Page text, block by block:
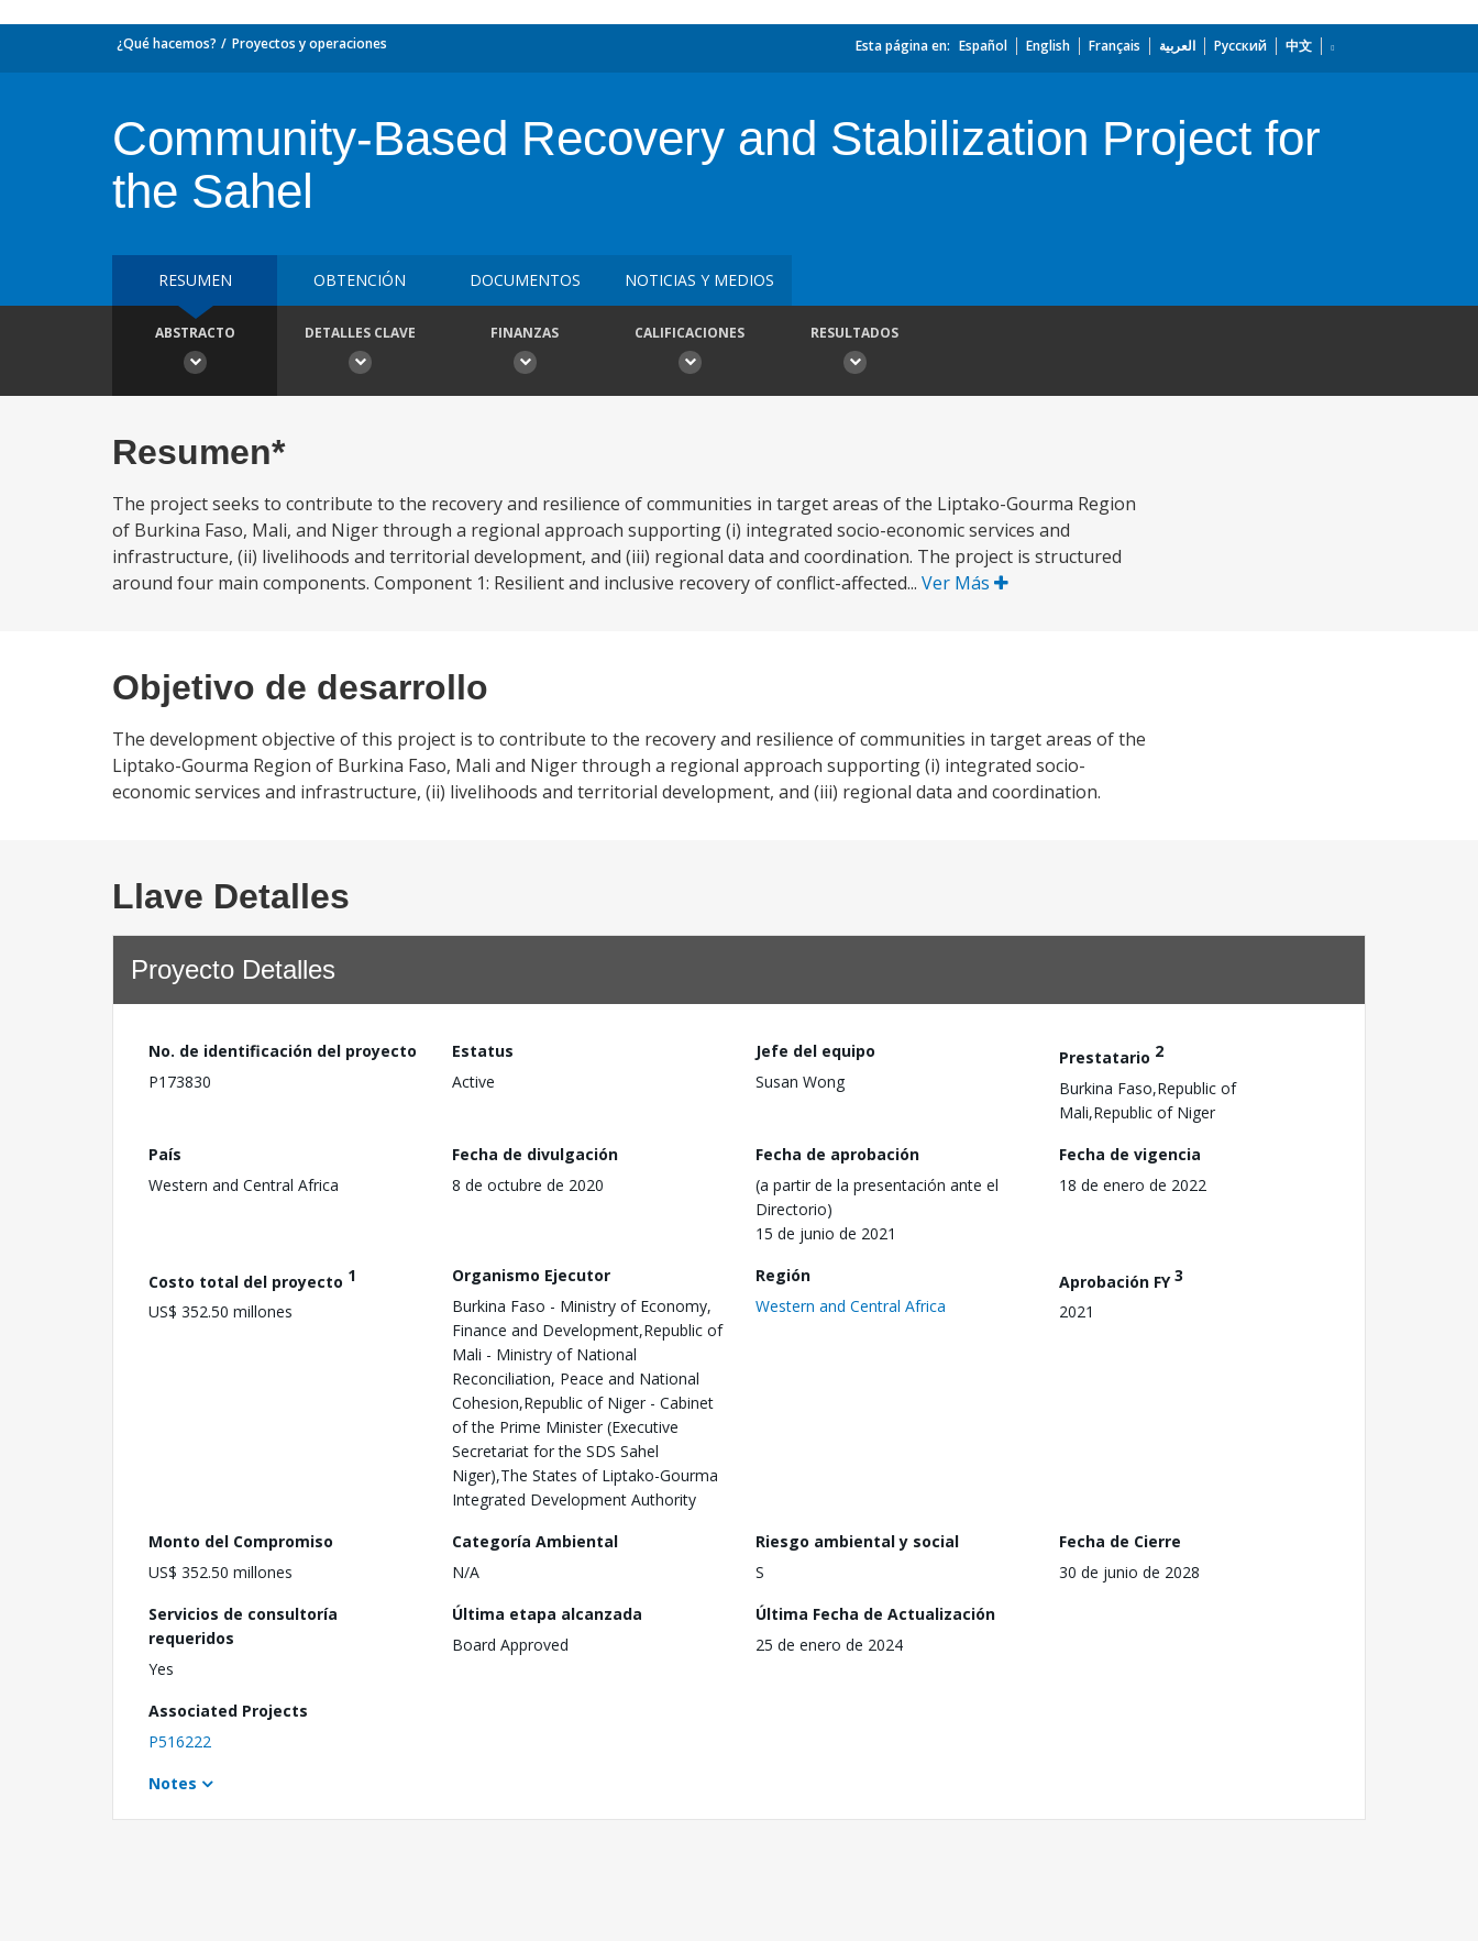
¿Qué hacemos? Proyectos y operaciones Esta página en: Español English Français العربية Русский 中文
Community-Based Recovery and Stabilization Project for
the Sahel
RESUMEN OBTENCIÓN DOCUMENTOS NOTICIAS Y MEDIOS
ABSTRACTO DETALLES CLAVE FINANZAS CALIFICACIONES RESULTADOS
Resumen*
The project seeks to contribute to the recovery and resilience of communities in target areas of the Liptako-Gourma Region
of Burkina Faso, Mali, and Niger through a regional approach supporting (i) integrated socio-economic services and
infrastructure, (ii) livelihoods and territorial development, and (iii) regional data and coordination. The project is structured
around four main components. Component 1: Resilient and inclusive recovery of conflict-affected... Ver Más
Objetivo de desarrollo
The development objective of this project is to contribute to the recovery and resilience of communities in target areas of the
Liptako-Gourma Region of Burkina Faso, Mali and Niger through a regional approach supporting (i) integrated socio-
economic services and infrastructure, (ii) livelihoods and territorial development, and (iii) regional data and coordination.
Llave Detalles
Proyecto Detalles
No. de identificación del proyecto
P173830
Estatus
Active
Jefe del equipo
Susan Wong
Prestatario 2
Burkina Faso,Republic of
Mali,Republic of Niger
País
Western and Central Africa
Fecha de divulgación
8 de octubre de 2020
Fecha de aprobación
(a partir de la presentación ante el
Directorio)
15 de junio de 2021
Fecha de vigencia
18 de enero de 2022
Costo total del proyecto 1
US$ 352.50 millones
Organismo Ejecutor
Burkina Faso - Ministry of Economy,
Finance and Development,Republic of
Mali - Ministry of National
Reconciliation, Peace and National
Cohesion,Republic of Niger - Cabinet
of the Prime Minister (Executive
Secretariat for the SDS Sahel
Niger),The States of Liptako-Gourma
Integrated Development Authority
Región
Western and Central Africa
Aprobación FY3
2021
Monto del Compromiso
US$ 352.50 millones
Categoría Ambiental
N/A
Riesgo ambiental y social
S
Fecha de Cierre
30 de junio de 2028
Servicios de consultoría
requeridos
Yes
Última etapa alcanzada
Board Approved
Última Fecha de Actualización
25 de enero de 2024
Associated Projects
P516222
Notes